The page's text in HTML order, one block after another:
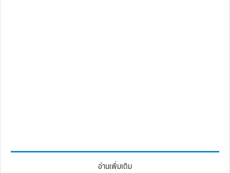
อ่านเพิ่มเติม